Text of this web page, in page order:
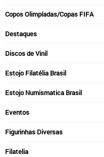
Copos Olimpíadas/Copas FIFA
Destaques
Discos de Vinil
Estojo Filatélia Brasil
Estojo Numismatica Brasil
Eventos
Figurinhas Diversas
Filatelia